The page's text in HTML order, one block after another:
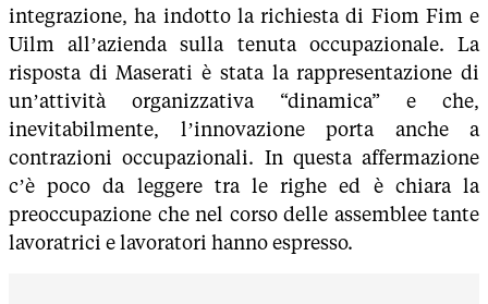
integrazione, ha indotto la richiesta di Fiom Fim e
Uilm all’azienda sulla tenuta occupazionale. La
risposta di Maserati è stata la rappresentazione di
un’attività organizzativa “dinamica” e che,
inevitabilmente, l’innovazione porta anche a
contrazioni occupazionali. In questa affermazione
c’è poco da leggere tra le righe ed è chiara la
preoccupazione che nel corso delle assemblee tante
lavoratrici e lavoratori hanno espresso.